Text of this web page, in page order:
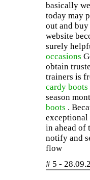
basically
today may
out and
website
surely
occasions
obtain
trainers is
cardy boots
season
boots .
in ahead of
notify and
flow
# 5 -